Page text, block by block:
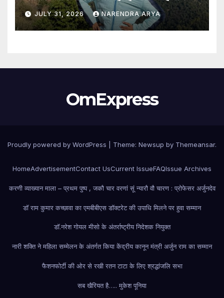
JULY 31, 2026 NARENDRA ARYA
OmExpress
Proudly powered by WordPress Theme: Newsup by Themeansar.
HomeAdvertisementContact UsCurrent IssueFAQIssue Archives
करणी व्याख्यान माला – प्रथम पुष्प , जकौ चार वरणां सूं न्यारौ वौ चारण : प्रोफेसर अर्जुनदेव
डॉ राम कुमार कच्छावा का एमबीबीएस डॉक्टरेट की उपाधि मिलने पर हुवा सम्मान
डॉ.नरेश गोयल मीसो के अंतर्राष्ट्रीय निदेशक नियुक्त
नारी शक्ति ने महिला सम्मेलन के अंतर्गत किया केंद्रीय कानून मंत्री अर्जुन राम का सम्मान
फैशनफोर्टी की ओर से रखी रतन टाटा के लिए श्रद्धांजलि सभा
सब खैरियत है….. मुकेश पूनिया